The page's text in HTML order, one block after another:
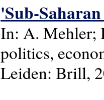
'Sub-
In: A. Mehler;
politics,
Leiden: Brill,